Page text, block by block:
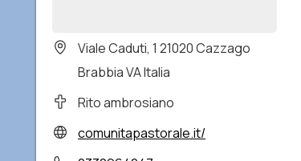
Viale Caduti, 1 21020 Cazzago
Brabbia VA Italia
Rito ambrosiano
comunitapastorale.it/